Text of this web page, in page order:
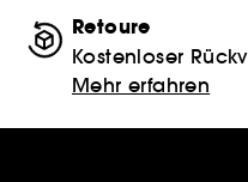
Retoure
Kostenloser
Mehr erfahren